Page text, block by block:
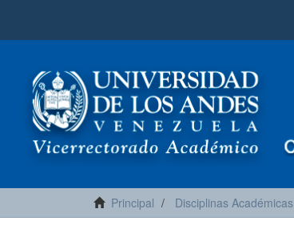
Principal Disciplinas Académicas